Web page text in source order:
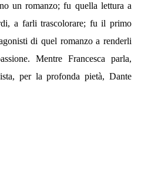
un romanzo; fu quella lettura a
a farli trascolorare; fu il primo
di quel romanzo a renderli
Mentre Francesca parla,
per la profonda pietà, Dante